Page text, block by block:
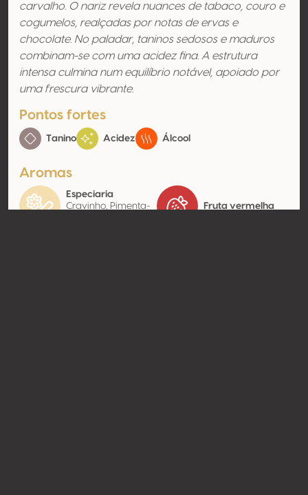
carvalho. O nariz revela nuances de tabaco, couro e
cogumelos, realçadas por notas de ervas e
chocolate. No paladar, taninos sedosos e maduros
combinam-se com uma acidez fina. A estrutura
intensa culmina num equilíbrio notável, apoiado por
uma frescura vibrante.
Pontos fortes
Tanino Acidez Álcool
Aromas
Especiaria
Cravinho, Pimenta-
Fruta vermelha